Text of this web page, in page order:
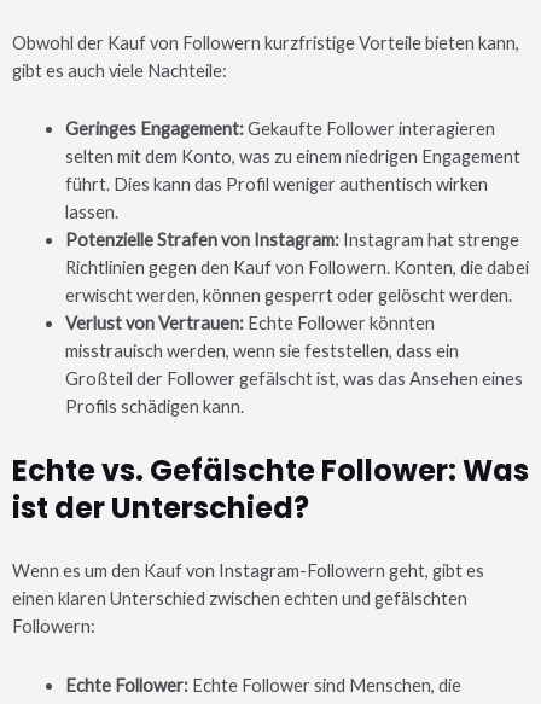
Obwohl der Kauf von Followern kurzfristige Vorteile bieten kann,
gibt es auch viele Nachteile:
Geringes Engagement:Gekaufte Follower interagieren
selten mit dem Konto, was zu einem niedrigen Engagement
führt. Dies kann das Profil weniger authentisch wirken
lassen.
Potenzielle Strafen von Instagram:Instagram hat strenge
Richtlinien gegen den Kauf von Followern. Konten, die dabei
erwischt werden, können gesperrt oder gelöscht werden.
Verlust von Vertrauen:Echte Follower könnten
misstrauisch werden, wenn sie feststellen, dass ein
Großteil der Follower gefälscht ist, was das Ansehen eines
Profils schädigen kann.
Echte vs. Gefälschte Follower: Was
ist der Unterschied?
Wenn es um den Kauf von Instagram-Followern geht, gibt es
einen klaren Unterschied zwischen echten und gefälschten
Followern:
Echte Follower:Echte Follower sind Menschen, die